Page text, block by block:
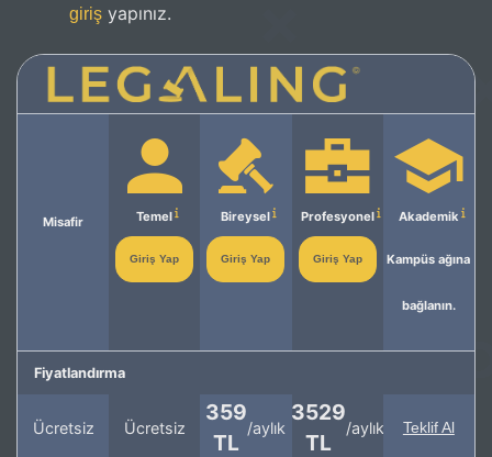
giriş yapınız.
Misafir Temel
Giriş Yap
Bireysel
Giriş Yap
Profesyonel
Giriş Yap
Akademik
Kampüs ağına
bağlanın.
Fiyatlandırma
Ücretsiz Ücretsiz
359
TL
/aylık
3529
TL
/aylık Teklif Al